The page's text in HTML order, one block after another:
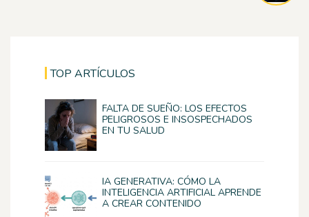
TOP ARTÍCULOS
FALTA DE SUEÑO: LOS EFECTOS
PELIGROSOS E INSOSPECHADOS
EN TU SALUD
IA GENERATIVA: CÓMO LA
INTELIGENCIA ARTIFICIAL APRENDE
A CREAR CONTENIDO